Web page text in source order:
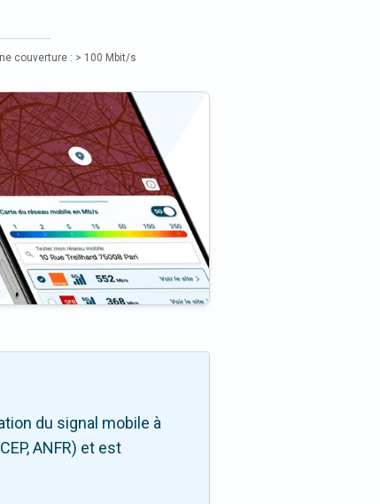
couverture : > 100 Mbit/s
du signal mobile à
ANFR) et est